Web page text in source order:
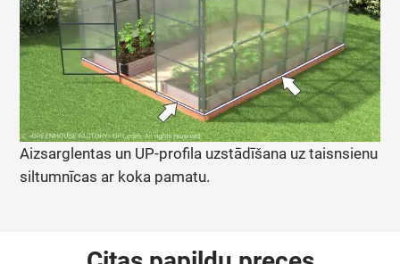
Aizsarglentas un UP-profila uzstādīšana uz taisnsienu
siltumnīcas ar koka pamatu.